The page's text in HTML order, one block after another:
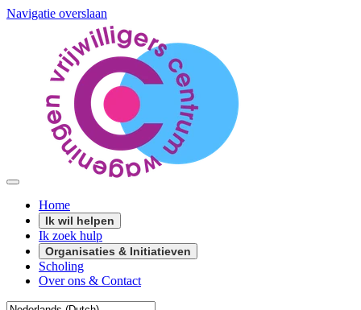
Navigatie overslaan
Home
Ik wil helpen
Ik zoek hulp
Organisaties & Initiatieven
Scholing
Over ons & Contact